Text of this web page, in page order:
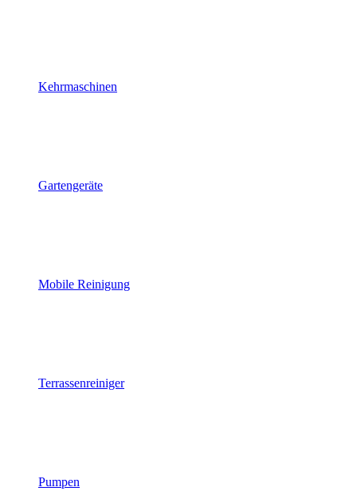
Kehrmaschinen
Gartengeräte
Mobile Reinigung
Terrassenreiniger
Pumpen